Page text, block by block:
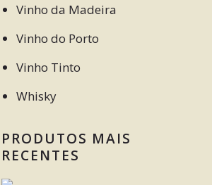
Vinho da Madeira
Vinho do Porto
Vinho Tinto
Whisky
PRODUTOS MAIS
RECENTES